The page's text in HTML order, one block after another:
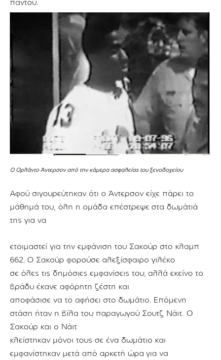
παντού.
Ο Ορλάντο Άντερσον από την κάμερα ασφαλείας του ξενοδοχείου
Αφού σιγουρεύτηκαν ότι ο Άντερσον είχε πάρει το
μάθημά του, όλη η ομάδα επέστρεψε στα δωμάτιά
της για να
ετοιμαστεί για την εμφάνιση του Σακούρ στο κλαμπ
662. Ο Σακούρ φορούσε αλεξίσφαιρο γιλέκο
σε όλες τις δημόσιες εμφανίσεις του, αλλά εκείνο το
βράδυ έκανε αφόρητη ζέστη και
αποφάσισε να το αφήσει στο δωμάτιο.
Επόμενη
στάση ήταν η βίλα του παραγωγού Σουτζ Νάιτ. Ο
Σακούρ και ο Νάιτ
κλείστηκαν μόνοι τους σε ένα δωμάτιο και
εμφανίστηκαν μετά από αρκετή ώρα για να